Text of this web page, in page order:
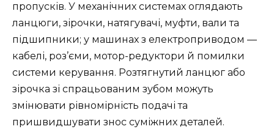
пропусків. У механічних системах оглядають
ланцюги, зірочки, натягувачі, муфти, вали та
підшипники; у машинах з електроприводом —
кабелі, роз’єми, мотор-редуктори й помилки
системи керування. Розтягнутий ланцюг або
зірочка зі спрацьованим зубом можуть
змінювати рівномірність подачі та
пришвидшувати знос суміжних деталей.